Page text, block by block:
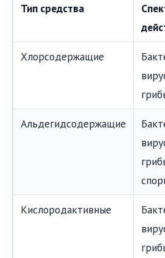
Тип средства
Хлорсодержащие
Альдегидсодержащие
Кислородактивные